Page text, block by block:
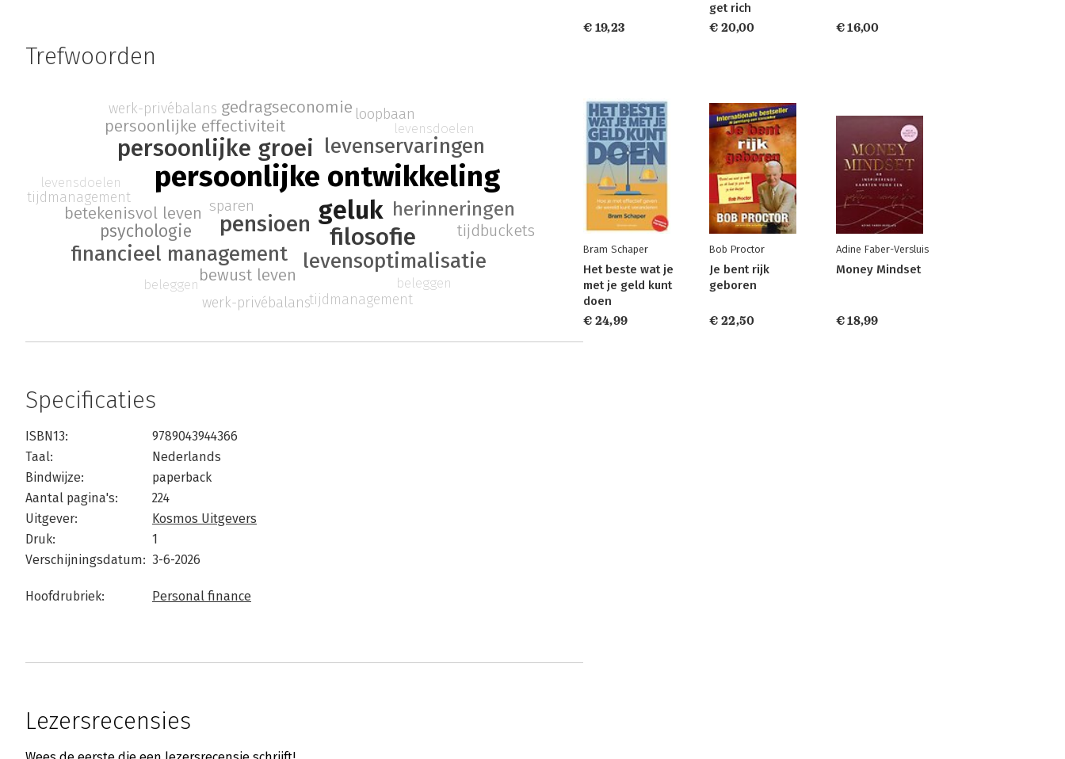
Trefwoorden
persoonlijke ontwikkeling
geluk
pensioen filosofie
persoonlijke groei
levensoptimalisatie
levenservaringen
financieel management
herinneringen
psychologie
bewust leven
persoonlijke effectiviteit
betekenisvol leven
gedragseconomie loopbaan
tijdbuckets
sparen
beleggen
tijdmanagement
werk-privébalans
levensdoelen
beleggen
tijdmanagement
werk-privébalans
levensdoelen
Specificaties
ISBN13:
9789043944366
Taal:
Nederlands
Bindwijze:
paperback
Aantal pagina's:
224
Uitgever:
Kosmos Uitgevers
Druk:
1
Verschijningsdatum: 3-6-2026
Hoofdrubriek: Personal finance
Lezersrecensies
€ 19,23
get rich
€ 20,00
€ 16,00
Bram Schaper
Het beste wat je
met je geld kunt
doen
€ 24,99
Bob Proctor
Je bent rijk
geboren
€ 22,50
Adine Faber-Versluis
Money Mindset
€ 18,99